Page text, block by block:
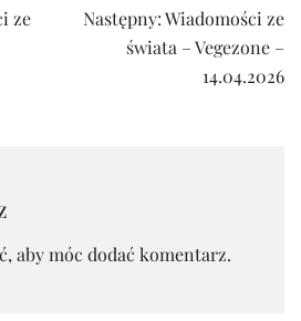
ze
Następny:Wiadomości ze
świata – Vegezone –
14.04.2026
, aby móc dodać komentarz.